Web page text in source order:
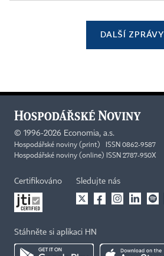
DALŠÍ ZPRÁVY
© 1996-2026 Economia, a.s.
Hospodářské noviny (print) ISSN 0862-9587
Hospodářské noviny (online) ISSN 2787-950X
Certifikováno Sledujte nás
Stáhněte si aplikaci HN